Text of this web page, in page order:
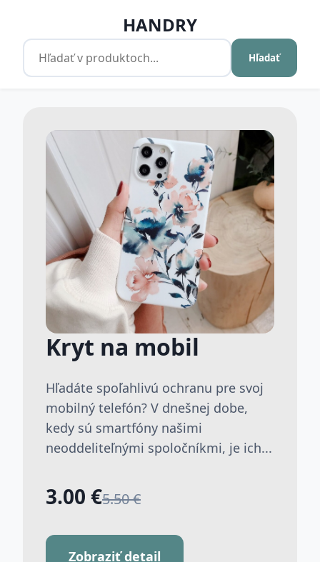
HANDRY
Hľadať
Kryt na mobil
Hľadáte spoľahlivú ochranu pre svoj
mobilný telefón? V dnešnej dobe,
kedy sú smartfóny našimi
neoddeliteľnými spoločníkmi, je ich...
3.00 €5.50 €
Zobraziť detail